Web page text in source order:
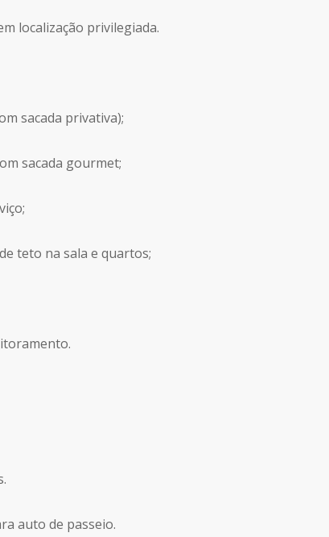
localização privilegiada.
sacada privativa);
sacada gourmet;
teto na sala e quartos;
auto de passeio.